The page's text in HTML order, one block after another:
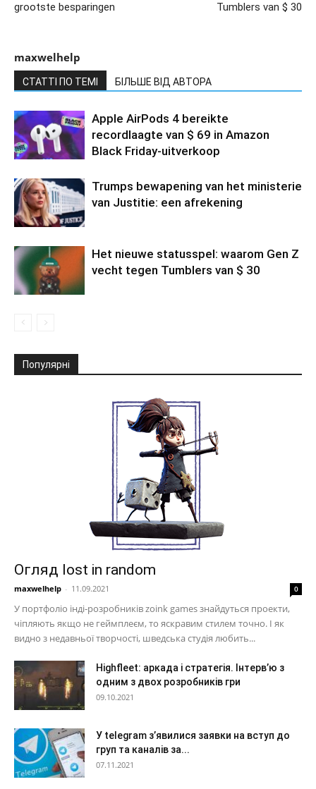
grootste besparingen Tumblers van $ 30
maxwelhelp
СТАТТІ ПО ТЕМІ БІЛЬШЕ ВІД АВТОРА
Apple AirPods 4 bereikte
recordlaagte van $ 69 in Amazon
Black Friday-uitverkoop
Trumps bewapening van het ministerie
van Justitie: een afrekening
Het nieuwe statusspel: waarom Gen Z
vecht tegen Tumblers van $ 30
Популярні
Огляд lost in random
maxwelhelp - 11.09.2021 0
У портфоліо інді-розробників zoink games знайдуться проекти,
чіпляють якщо не геймплеєм, то яскравим стилем точно. І як
видно з недавньої творчості, шведська студія любить...
Highfleet: аркада і стратегія. Інтерв’ю з
одним з двох розробників гри
09.10.2021
У telegram з’явилися заявки на вступ до
груп та каналів за...
07.11.2021